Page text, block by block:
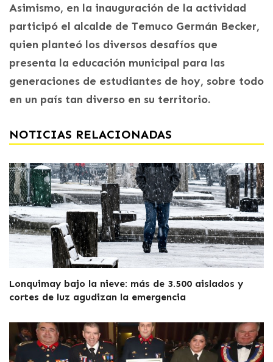
Asimismo, en la inauguración de la actividad
participó el alcalde de Temuco Germán Becker,
quien planteó los diversos desafíos que
presenta la educación municipal para las
generaciones de estudiantes de hoy, sobre todo
en un país tan diverso en su territorio.
NOTICIAS RELACIONADAS
Lonquimay bajo la nieve: más de 3.500 aislados y
cortes de luz agudizan la emergencia